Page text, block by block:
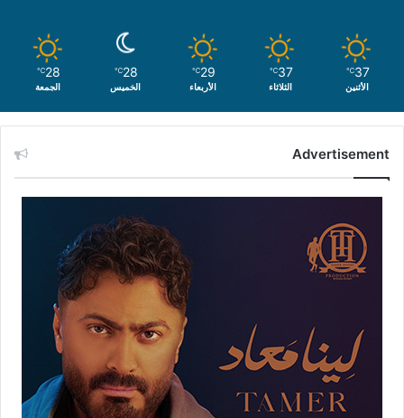
37
℃
الأثنين
37
℃
الثلاثاء
29
℃
الأربعاء
28
℃
الخميس
28
℃
الجمعة
Advertisement